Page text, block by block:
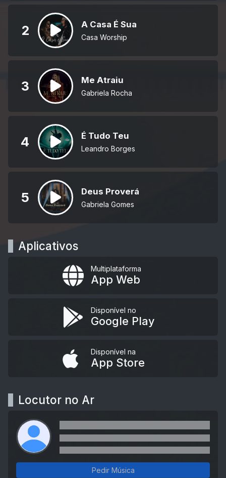
2 A Casa É Sua
Casa Worship
3 Me Atraiu
Gabriela Rocha
4 É Tudo Teu
Leandro Borges
5 Deus Proverá
Gabriela Gomes
Aplicativos
Multiplataforma
App Web
Disponível no
Google Play
Disponível na
App Store
Locutor no Ar
Pedir Música